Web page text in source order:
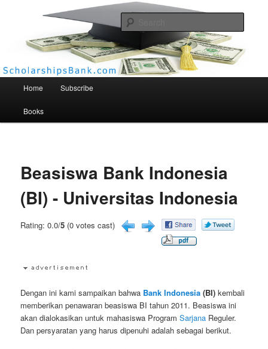
Scholarships Bank
Home Subscribe
Books
Beasiswa Bank Indonesia
(BI) - Universitas Indonesia
Rating: 0.0/5 (0 votes cast)
Dengan ini kami sampaikan bahwa Bank Indonesia (BI) kembali
memberikan penawaran beasiswa BI tahun 2011. Beasiswa ini
akan dialokasikan untuk mahasiswa ProgramSarjana Reguler.
Dan persyaratan yang harus dipenuhi adalah sebagai berikut.